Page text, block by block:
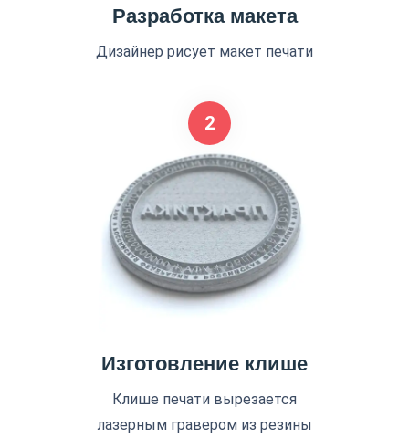
Разработка макета
Дизайнер рисует макет печати
2
Изготовление клише
Клише печати вырезается
лазерным гравером из резины